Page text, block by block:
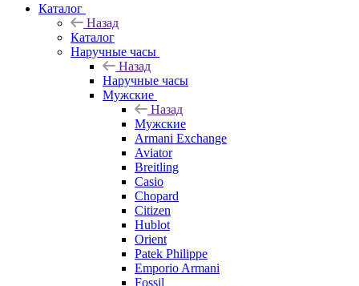
Каталог
Назад
Каталог
Наручные часы
Назад
Наручные часы
Мужские
Назад
Мужские
Armani Exchange
Aviator
Breitling
Casio
Chopard
Citizen
Hublot
Orient
Patek Philippe
Emporio Armani
Fossil